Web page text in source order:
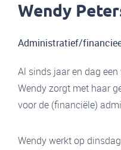
Wendy
Administratief/
Al sinds jaar en dag
Wendy zorgt met haar
voor de (financiële)
Wendy werkt op